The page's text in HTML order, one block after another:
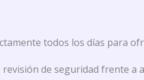
todos los días para
de seguridad frente a